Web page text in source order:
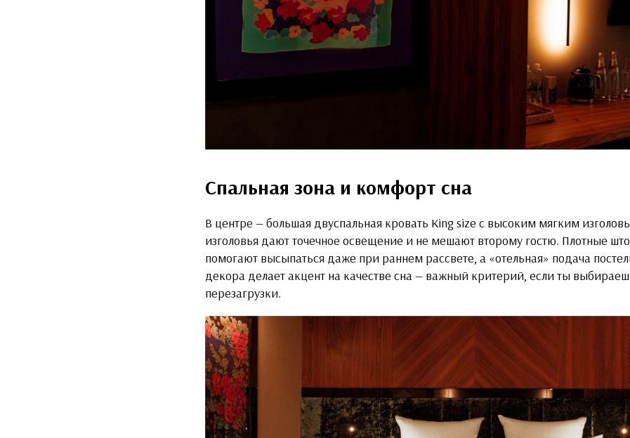
Спальная зона и комфорт сна
В центре — большая двуспальная кровать King size с высоким мягким
изголовья дают точечное освещение и не мешают второму гостю. Плотные
помогают высыпаться даже при раннем рассвете, а «отельная» подача
декора делает акцент на качестве сна — важный критерий, если ты
перезагрузки.